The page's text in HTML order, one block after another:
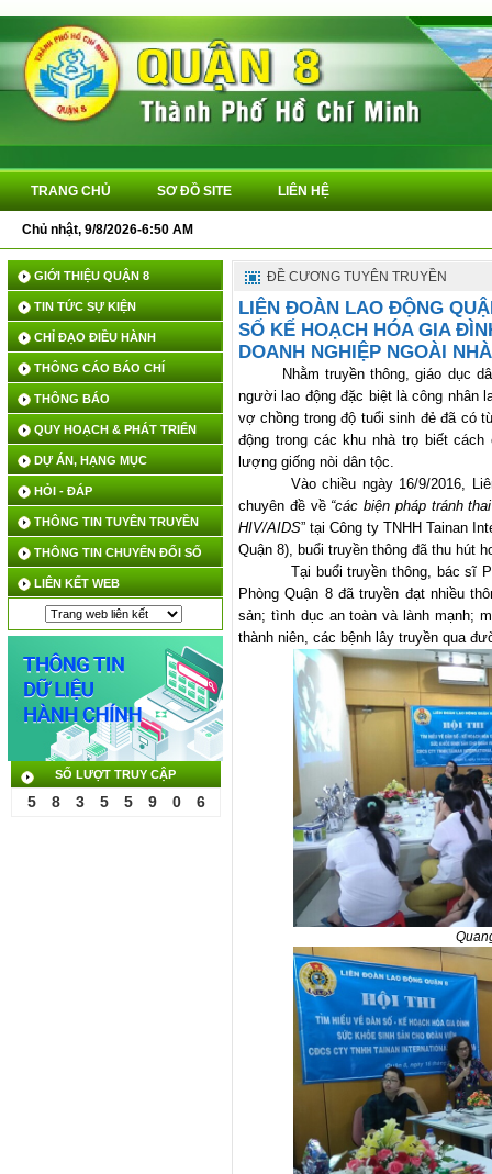
TRANG CHỦ SƠ ĐỒ SITE LIÊN HỆ
Chủ nhật, 9/8/2026-6:50 AM
GIỚI THIỆU QUẬN 8
TIN TỨC SỰ KIỆN
CHỈ ĐẠO ĐIỀU HÀNH
THÔNG CÁO BÁO CHÍ
THÔNG BÁO
QUY HOẠCH & PHÁT TRIỂN
DỰ ÁN, HẠNG MỤC
HỎI - ĐÁP
THÔNG TIN TUYÊN TRUYỀN
THÔNG TIN CHUYỂN ĐỔI SỐ
LIÊN KẾT WEB
SỐ LƯỢT TRUY CẬP
5 8 3 5 5 9 0 6
ĐỀ CƯƠNG TUYÊN TRUYỀN
LIÊN ĐOÀN LAO ĐỘNG
SỐ KẾ HOẠCH HÓA GIA
DOANH NGHIỆP NGOÀI
Nhằm truyền thông, giáo dục dân
người lao động đặc biệt là công nhân
vợ chồng trong độ tuổi sinh đẻ đã có
động trong các khu nhà trọ biết
lượng giống nòi dân tộc.
Vào chiều ngày 16/9/2016,
chuyên đề về “các biện pháp tránh
HIV/AIDS” tại Công ty TNHH Tainan
Quận 8), buổi truyền thông đã thu hút
Tại buổi truyền thông, bác sĩ
Phòng Quận 8 đã truyền đạt nhiều
sản; tình dục an toàn và lành mạnh;
thành niên, các bệnh lây truyền qua